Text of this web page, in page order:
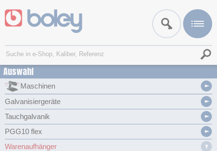
Auswahl
Maschinen
Galvanisiergeräte
Tauchgalvanik
PGG10 flex
Warenaufhänger